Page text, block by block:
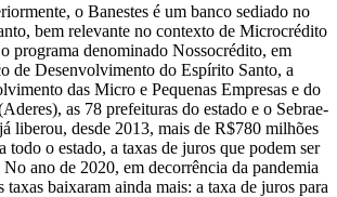
o Banestes é um banco sediado no
bem relevante no contexto de Microcrédito
programa denominado Nossocrédito, em
de Desenvolvimento do Espírito Santo, a
das Micro e Pequenas Empresas e do
as 78 prefeituras do estado e o Sebrae-
liberou, desde 2013, mais de R$780 milhões
todo o estado, a taxas de juros que podem ser
ano de 2020, em decorrência da pandemia
taxas baixaram ainda mais: a taxa de juros para